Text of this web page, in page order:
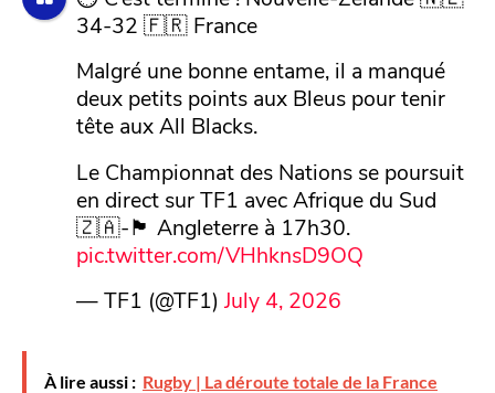
34-32 🇫🇷 France
Malgré une bonne entame, il a manqué
deux petits points aux Bleus pour tenir
tête aux All Blacks.
Le Championnat des Nations se poursuit
en direct sur TF1 avec Afrique du Sud
🇿🇦​-🏴󠁧󠁢󠁥󠁮󠁧󠁿​ Angleterre à 17h30.
pic.twitter.com/VHhknsD9OQ
— TF1 (@TF1) July 4, 2026
À lire aussi : Rugby | La déroute totale de la France